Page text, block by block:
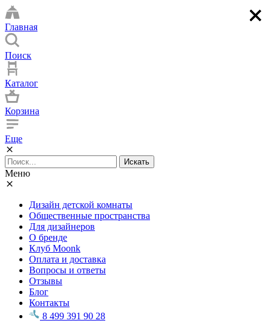
Главная
Поиск
Каталог
Корзина
Еще
Искать
Меню
Дизайн детской комнаты
Общественные пространства
Для дизайнеров
О бренде
Клуб Moonk
Оплата и доставка
Вопросы и ответы
Отзывы
Блог
Контакты
8 499 391 90 28
×
×
×
×